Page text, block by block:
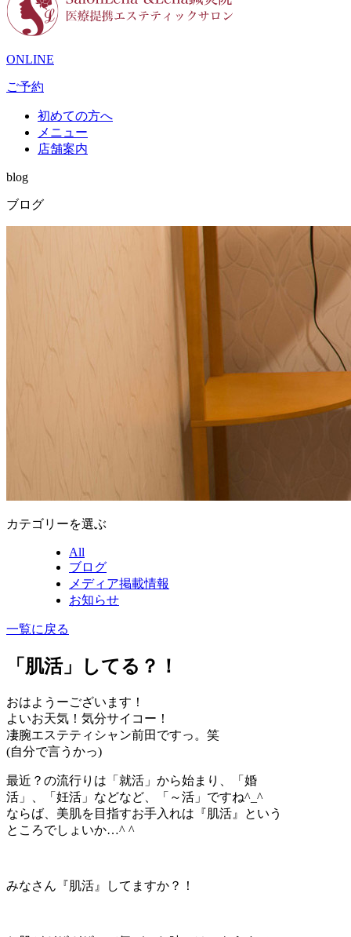
ONLINE
ご予約
初めての方へ
メニュー
店舗案内
blog
ブログ
カテゴリーを選ぶ
All
ブログ
メディア掲載情報
お知らせ
一覧に戻る
「肌活」してる？！
おはようーございます！
よいお天気！気分サイコー！
凄腕エステティシャン前田ですっ。笑
(自分で言うかっ)
最近？の流行りは「就活」から始まり、「婚
活」、「妊活」などなど、「～活」ですね^_^
ならば、美肌を目指すお手入れは『肌活』という
ところでしょいか…^ ^
みなさん『肌活』してますか？！